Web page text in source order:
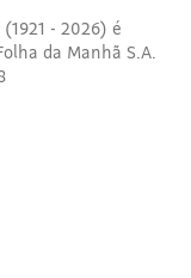
- 2026) é
da Manhã S.A.